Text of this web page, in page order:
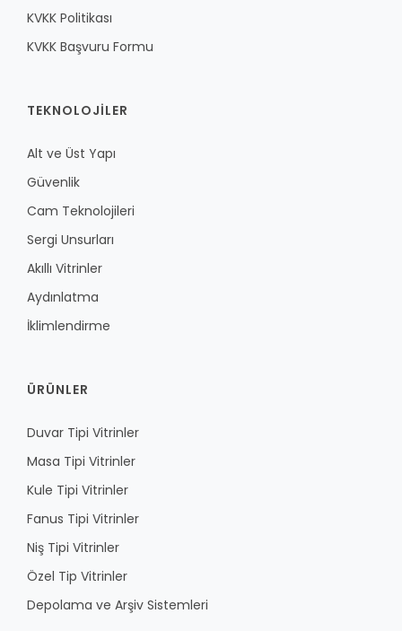
KVKK Politikası
KVKK Başvuru Formu
TEKNOLOJILER
Alt ve Üst Yapı
Güvenlik
Cam Teknolojileri
Sergi Unsurları
Akıllı Vitrinler
Aydınlatma
İklimlendirme
ÜRÜNLER
Duvar Tipi Vitrinler
Masa Tipi Vitrinler
Kule Tipi Vitrinler
Fanus Tipi Vitrinler
Niş Tipi Vitrinler
Özel Tip Vitrinler
Depolama ve Arşiv Sistemleri